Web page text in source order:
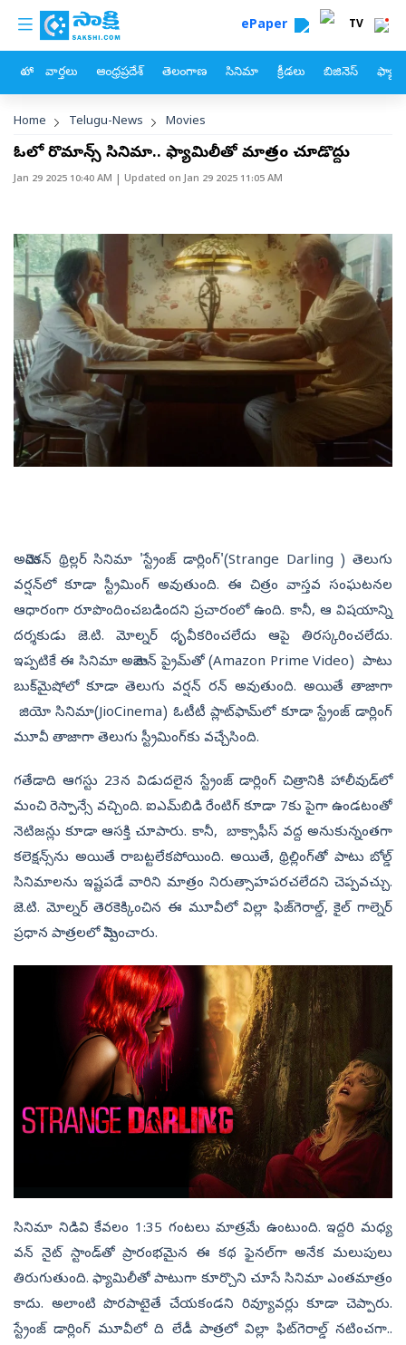
Skip to main content
custom menu ePaper TV
హోం వార్తలు ఆంధ్రప్రదేశ్ తెలంగాణ సినిమా క్రీడలు బిజినెస్
Breadcrumb
Home Telugu-News Movies
ఓటీటీలో రొమాన్స్‌ సినిమా.. ఫ్యామిలీతో మాత్రం చూడొద్దు
Jan 29 2025 10:40 AM | Updated onJan 29 2025 11:05 AM
అమెరికన్‌ థ్రిల్లర్‌ సినిమా 'స్ట్రేంజ్ డార్లింగ్'(Strange Darling ) తెలుగు
వర్షన్‌లో కూడా స్ట్రీమింగ్‌ అవుతుంది. ఈ చిత్రం వాస్తవ సంఘటనల
ఆధారంగా రూపొందించబడిందని ప్రచారంలో ఉంది. కానీ, ఆ విషయాన్ని
దర్శకుడు జె.టి. మోల్నర్ ధృవీకరించలేదు ఆపై తిరస్కరించలేదు.
ఇప్పటికే ఈ సినిమా అమెజాన్‌ ప్రైమ్‌తో (Amazon Prime Video) పాటు
బుక్‌మైషోలో కూడా తెలుగు వర్షన్‌ రన్‌ అవుతుంది. అయితే తాజాగా
జియో సినిమా(JioCinema) ఓటీటీ ప్లాట్‍ఫామ్‌లో కూడా స్ట్రేంజ్ డార్లింగ్
మూవీ తాజాగా తెలుగు స్ట్రీమింగ్‌కు వచ్చేసింది.
గతేడాది ఆగస్టు 23న విడుదలైన స్ట్రేంజ్ డార్లింగ్ చిత్రానికి హాలీవుడ్‌లో
మంచి రెస్పాన్సే వచ్చింది. ఐఎమ్‌బిడి రేంటిగ్‌ కూడా 7కు పైగా ఉండటంతో
నెటిజన్లు కూడా ఆసక్తి చూపారు. కానీ, బాక్సాఫీస్ వద్ద అనుకున్నంతగా
కలెక్షన్స్‌ను అయితే రాబట్టలేకపోయింది. అయితే, థ్రిల్లింగ్‌తో పాటు బోల్డ్‌
సినిమాలను ఇష్టపడే వారిని మాత్రం నిరుత్సాహపరచలేదని చెప్పవచ్చు.
జె.టి. మోల్నర్ తెరకెక్కించిన ఈ మూవీలో విల్లా ఫిజ్‍గెరాల్డ్, కైల్ గాల్నెర్
ప్రధాన పాత్రలలో మెప్పించారు.
సినిమా నిడివి కేవలం 1:35 గంటలు మాత్రమే ఉంటుంది. ఇద్దరి మధ్య
వన్‌ నైట్ స్టాండ్‍తో ప్రారంభమైన ఈ కథ ఫైనల్‌గా అనేక మలుపులు
తిరుగుతుంది. ఫ్యామిలీతో పాటుగా కూర్చొని చూసే సినిమా ఎంతమాత్రం
కాదు. అలాంటి పొరపాటైతే చేయకండని రివ్యూవర్లు కూడా చెప్పారు.
స్ట్రేంజ్ డార్లింగ్ మూవీలో ది లేడీ పాత్రలో విల్లా ఫిట్‍గెరాల్డ్ నటించగా..